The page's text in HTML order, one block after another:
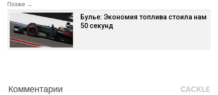
Позже →
Булье: Экономия топлива стоила нам
50 секунд
Комментарии